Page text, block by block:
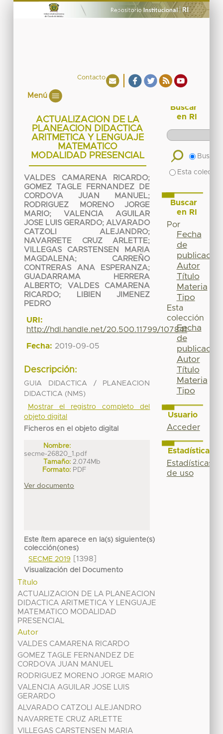
Contacto
Menú
ACTUALIZACION DE LA
PLANEACION DIDACTICA
ARITMETICA Y LENGUAJE
MATEMATICO
MODALIDAD PRESENCIAL
VALDES CAMARENA RICARDO;
GOMEZ TAGLE FERNANDEZ DE
CORDOVA JUAN MANUEL;
RODRIGUEZ MORENO JORGE
MARIO; VALENCIA AGUILAR
JOSE LUIS GERARDO;ALVARADO
CATZOLI ALEJANDRO;
NAVARRETE CRUZ ARLETTE;
VILLEGAS CARSTENSEN MARIA
MAGDALENA; CARREÑO
CONTRERAS ANA ESPERANZA;
GUADARRAMA HERRERA
ALBERTO; VALDES CAMARENA
RICARDO;
LIBIEN JIMENEZ
PEDRO
URI:
http://hdl.handle.net/20.500.11799/107841
Fecha: 2019-09-05
Descripción:
GUIA DIDACTICA / PLANEACION
DIDACTICA (NMS)
Mostrar el registro completo del
objeto digital
Ficheros en el objeto digital
Nombre:
secme-26820_1.pdf
Tamaño: 2.074Mb
Formato: PDF
Ver documento
Este ítem aparece en la(s) siguiente(s)
colección(ones)
SECME 2019
[1398]
Visualización del Documento
Título
ACTUALIZACION DE LA PLANEACION
DIDACTICA ARITMETICA Y LENGUAJE
MATEMATICO MODALIDAD
PRESENCIAL
Autor
VALDES CAMARENA RICARDO
GOMEZ TAGLE FERNANDEZ DE
CORDOVA JUAN MANUEL
RODRIGUEZ MORENO JORGE MARIO
VALENCIA AGUILAR JOSE LUIS
GERARDO
ALVARADO CATZOLI ALEJANDRO
NAVARRETE CRUZ ARLETTE
VILLEGAS CARSTENSEN MARIA
Buscar
en RI
Buscar
Esta
Buscar
en RI
Por
Fecha
de
publicación
Autor
Título
Materia
Tipo
Esta
colección
Fecha
de
publicación
Autor
Título
Materia
Tipo
Usuario
Acceder
Estadísticas
Estadísticas
de uso